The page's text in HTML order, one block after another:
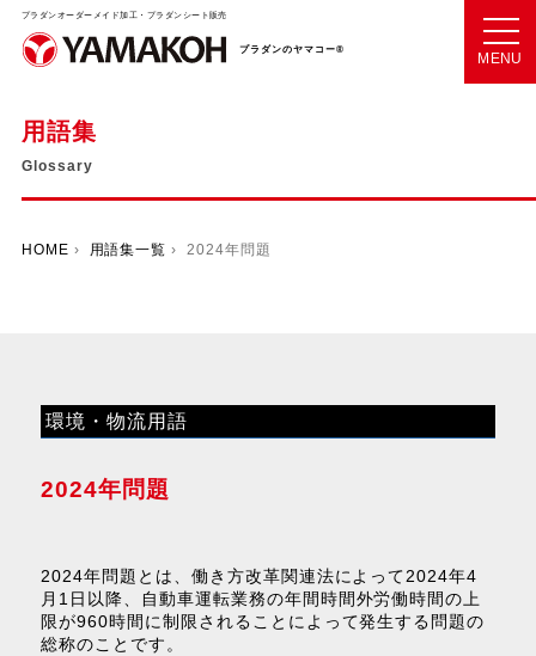
プラダンオーダーメイド加工・プラダンシート販売
プラダンのヤマコー®
MENU
用語集
Glossary
HOME › 用語集一覧 › 2024年問題
環境・物流用語
2024年問題
2024年問題とは、働き方改革関連法によって2024年4
月1日以降、自動車運転業務の年間時間外労働時間の上
限が960時間に制限されることによって発生する問題の
総称のことです。